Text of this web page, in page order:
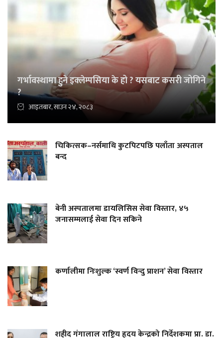
गर्भावस्थामा हुने इक्लेम्पसिया के हो ? यसबाट कसरी जोगिने
?
आइतबार, साउन २४, २०८३
चिकित्सक–नर्समाथि कुटपिटपछि पलाँता अस्पताल
बन्द
बेनी अस्पतालमा डायलिसिस सेवा विस्तार, ४५
जनासम्मलाई सेवा दिन सकिने
कर्णालीमा निःशुल्क ‘स्वर्ण विन्दु प्राशन’ सेवा विस्तार
शहीद गंगालाल राष्ट्रिय हृदय केन्द्रको निर्देशकमा प्रा. डा.